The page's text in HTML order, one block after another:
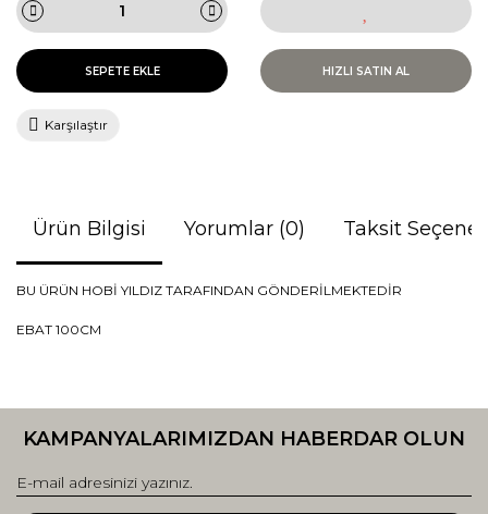
SEPETE EKLE HIZLI SATIN AL
Karşılaştır
Ürün Bilgisi Yorumlar (0) Taksit
BU ÜRÜN HOBİ YILDIZ TARAFINDAN GÖNDERİLMEKTEDİR
EBAT 100CM
konularda yetersiz gördüğünüz noktaları öneri formunu
Görüş ve önerileriniz için teşekkür ederiz.
Ürün resmi kalitesiz, bozuk veya görüntülenemiyor.
KAMPANYALARIMIZDAN HABERDAR OLUN